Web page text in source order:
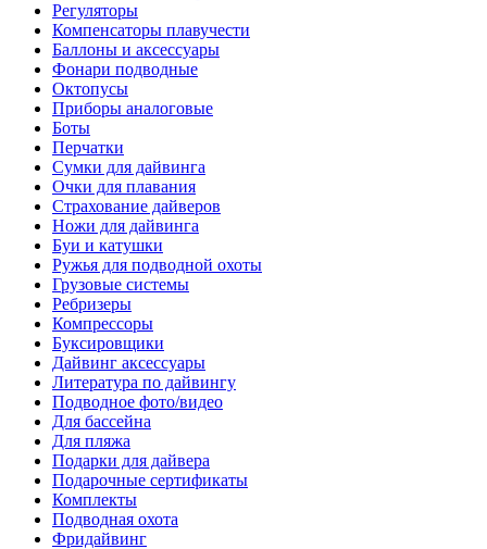
Регуляторы
Компенсаторы плавучести
Баллоны и аксессуары
Фонари подводные
Октопусы
Приборы аналоговые
Боты
Перчатки
Сумки для дайвинга
Очки для плавания
Страхование дайверов
Ножи для дайвинга
Буи и катушки
Ружья для подводной охоты
Грузовые системы
Ребризеры
Компрессоры
Буксировщики
Дайвинг аксессуары
Литература по дайвингу
Подводное фото/видео
Для бассейна
Для пляжа
Подарки для дайвера
Подарочные сертификаты
Комплекты
Подводная охота
Фридайвинг